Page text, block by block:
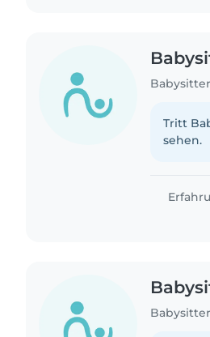
Tritt
sehen.